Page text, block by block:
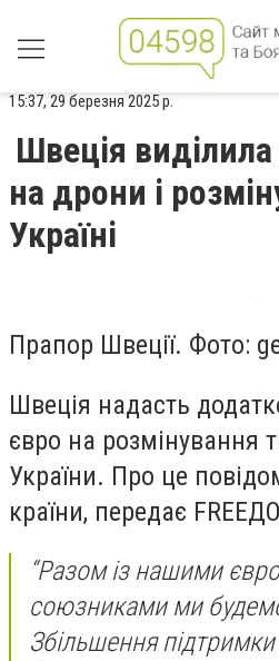
15:37, 29 березня 2025 р.
Швеція
на дрони і
Україні
Прапор Швеції. Фото:
Швеція надасть
євро на розмінування
України. Про це
країни, передає
“Разом із нашими
союзниками ми
Збільшення